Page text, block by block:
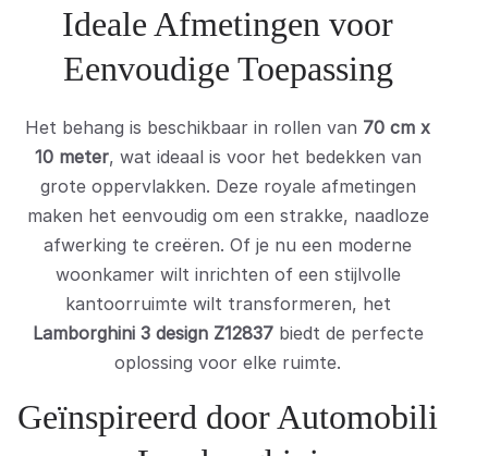
Ideale Afmetingen voor
Eenvoudige Toepassing
Het behang is beschikbaar in rollen van 70 cm x
10 meter, wat ideaal is voor het bedekken van
grote oppervlakken. Deze royale afmetingen
maken het eenvoudig om een strakke, naadloze
afwerking te creëren. Of je nu een moderne
woonkamer wilt inrichten of een stijlvolle
kantoorruimte wilt transformeren, het
Lamborghini 3 design Z12837biedt de perfecte
oplossing voor elke ruimte.
Geïnspireerd door Automobili